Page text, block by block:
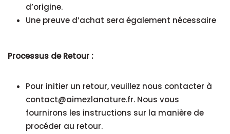
d’origine.
Une preuve d’achat sera également nécessaire
Processus de Retour :
Pour initier un retour, veuillez nous contacter à
contact@aimezlanature.fr. Nous vous
fournirons les instructions sur la manière de
procéder au retour.